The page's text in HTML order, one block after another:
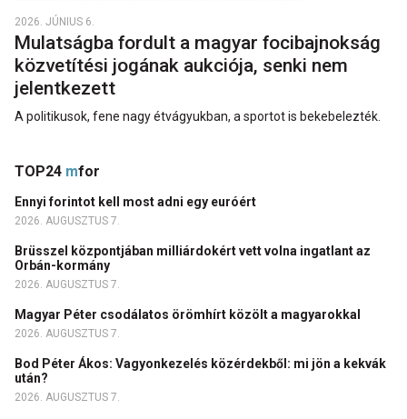
2026. JÚNIUS 6.
Mulatságba fordult a magyar focibajnokság
közvetítési jogának aukciója, senki nem
jelentkezett
A politikusok, fene nagy étvágyukban, a sportot is bekebelezték.
TOP24 mfor
Ennyi forintot kell most adni egy euróért
2026. AUGUSZTUS 7.
Brüsszel központjában milliárdokért vett volna ingatlant az
Orbán-kormány
2026. AUGUSZTUS 7.
Magyar Péter csodálatos örömhírt közölt a magyarokkal
2026. AUGUSZTUS 7.
Bod Péter Ákos: Vagyonkezelés közérdekből: mi jön a kekvák
után?
2026. AUGUSZTUS 7.